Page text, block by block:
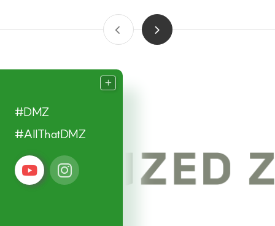
#DMZ
#AllThatDMZ